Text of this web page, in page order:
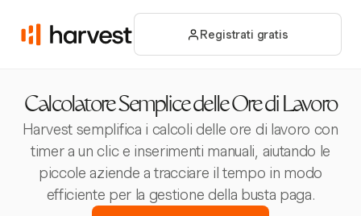
Registrati gratis
Calcolatore Semplice delle Ore di Lavoro
Harvest semplifica i calcoli delle ore di lavoro con
timer a un clic e inserimenti manuali, aiutando le
piccole aziende a tracciare il tempo in modo
efficiente per la gestione della busta paga.